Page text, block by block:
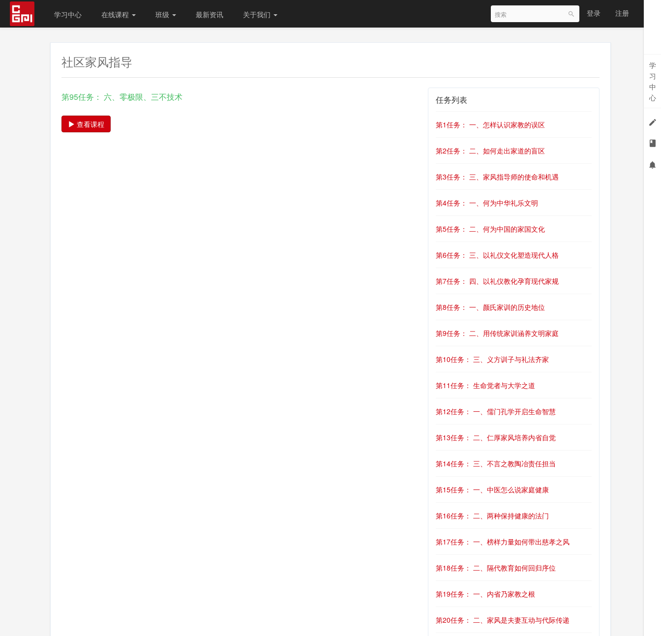
学习中心 在线课程 班级 最新资讯 关于我们 登录 注册
社区家风指导
第95任务： 六、零极限、三不技术
查看课程
任务列表
第1任务： 一、怎样认识家教的误区
第2任务： 二、如何走出家道的盲区
第3任务： 三、家风指导师的使命和机遇
第4任务： 一、何为中华礼乐文明
第5任务： 二、何为中国的家国文化
第6任务： 三、以礼仪文化塑造现代人格
第7任务： 四、以礼仪教化孕育现代家规
第8任务： 一、颜氏家训的历史地位
第9任务： 二、用传统家训涵养文明家庭
第10任务： 三、义方训子与礼法齐家
第11任务： 生命觉者与大学之道
第12任务： 一、儒门孔学开启生命智慧
第13任务： 二、仁厚家风培养内省自觉
第14任务： 三、不言之教陶冶责任担当
第15任务： 一、中医怎么说家庭健康
第16任务： 二、两种保持健康的法门
第17任务： 一、榜样力量如何带出慈孝之风
第18任务： 二、隔代教育如何回归序位
第19任务： 一、内省乃家教之根
第20任务： 二、家风是夫妻互动与代际传递
学
习
中
心